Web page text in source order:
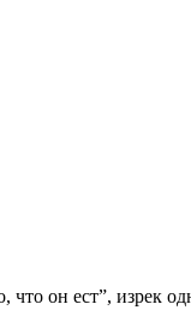
что он ест”,